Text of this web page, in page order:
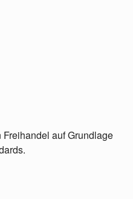
auf Grundlage